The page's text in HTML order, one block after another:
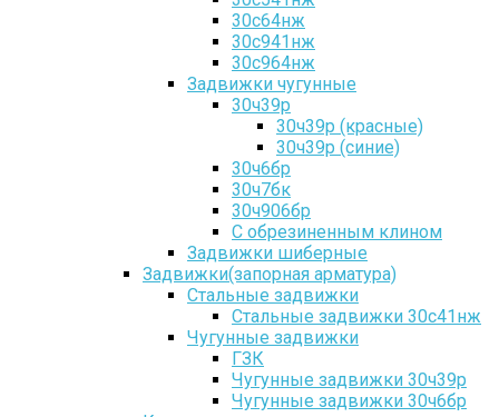
30с64нж
30с941нж
30с964нж
Задвижки чугунные
30ч39р
30ч39р (красные)
30ч39р (синие)
30ч6бр
30ч7бк
30ч906бр
С обрезиненным клином
Задвижки шиберные
Задвижки(запорная арматура)
Стальные задвижки
Стальные задвижки 30с41нж
Чугунные задвижки
ГЗК
Чугунные задвижки 30ч39р
Чугунные задвижки 30ч6бр